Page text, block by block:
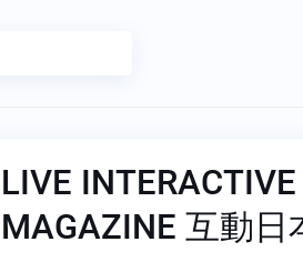
LIVE
MAGAZINE 互動日